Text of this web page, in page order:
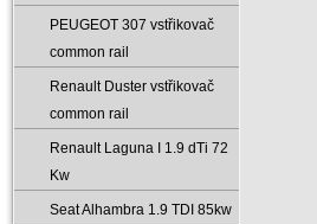
PEUGEOT 307 vstřikovač
common rail
Renault Duster vstřikovač
common rail
Renault Laguna I 1.9 dTi 72
Kw
Seat Alhambra 1.9 TDI 85kw